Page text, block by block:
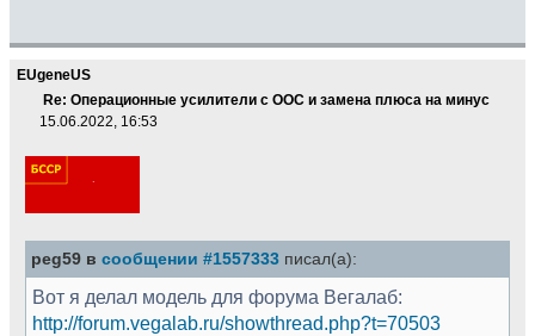
EUgeneUS
Re: Операционные усилители с ООС и замена плюса на минус
15.06.2022, 16:53
peg59 в сообщении #1557333 писал(а):
Вот я делал модель для форума Вегалаб:
http://forum.vegalab.ru/showthread.php?t=70503